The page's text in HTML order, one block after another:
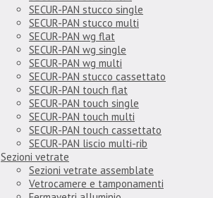
SECUR-PAN stucco single
SECUR-PAN stucco multi
SECUR-PAN wg flat
SECUR-PAN wg single
SECUR-PAN wg multi
SECUR-PAN stucco cassettato
SECUR-PAN touch flat
SECUR-PAN touch single
SECUR-PAN touch multi
SECUR-PAN touch cassettato
SECUR-PAN liscio multi-rib
Sezioni vetrate
Sezioni vetrate assemblate
Vetrocamere e tamponamenti